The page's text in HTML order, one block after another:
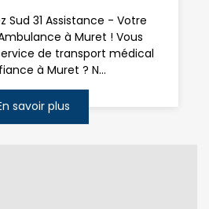
Sud 31 Assistance - Votre
à Muret ! Vous
de transport médical
à Muret ? N...
savoir plus